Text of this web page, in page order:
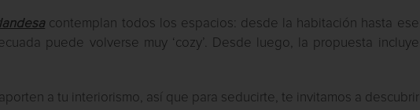
contemplan todos los espacios: desde la habitación hasta ese
puede volverse muy ‘cozy’. Desde luego, la propuesta incluye
a tu interiorismo, así que para seducirte, te invitamos a descubrir